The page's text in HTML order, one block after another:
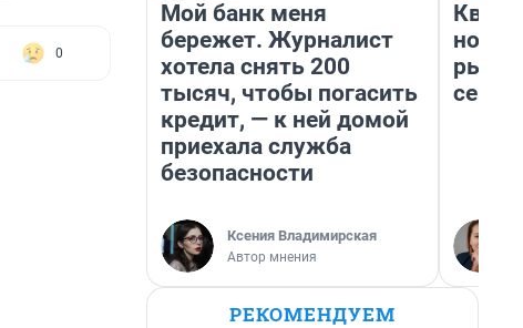
0
Мой банк меня
бережет. Журналист
хотела снять 200
тысяч, чтобы погасить
кредит, — к ней домой
приехала служба
безопасности
Ксения Владимирская
Автор мнения
но
РЕКОМЕНДУЕМ